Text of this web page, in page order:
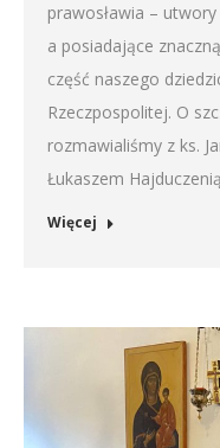
prawosławia –
a posiadające
część naszego
Rzeczpospolitej. O
rozmawialiśmy z ks.
Łukaszem
Więcej